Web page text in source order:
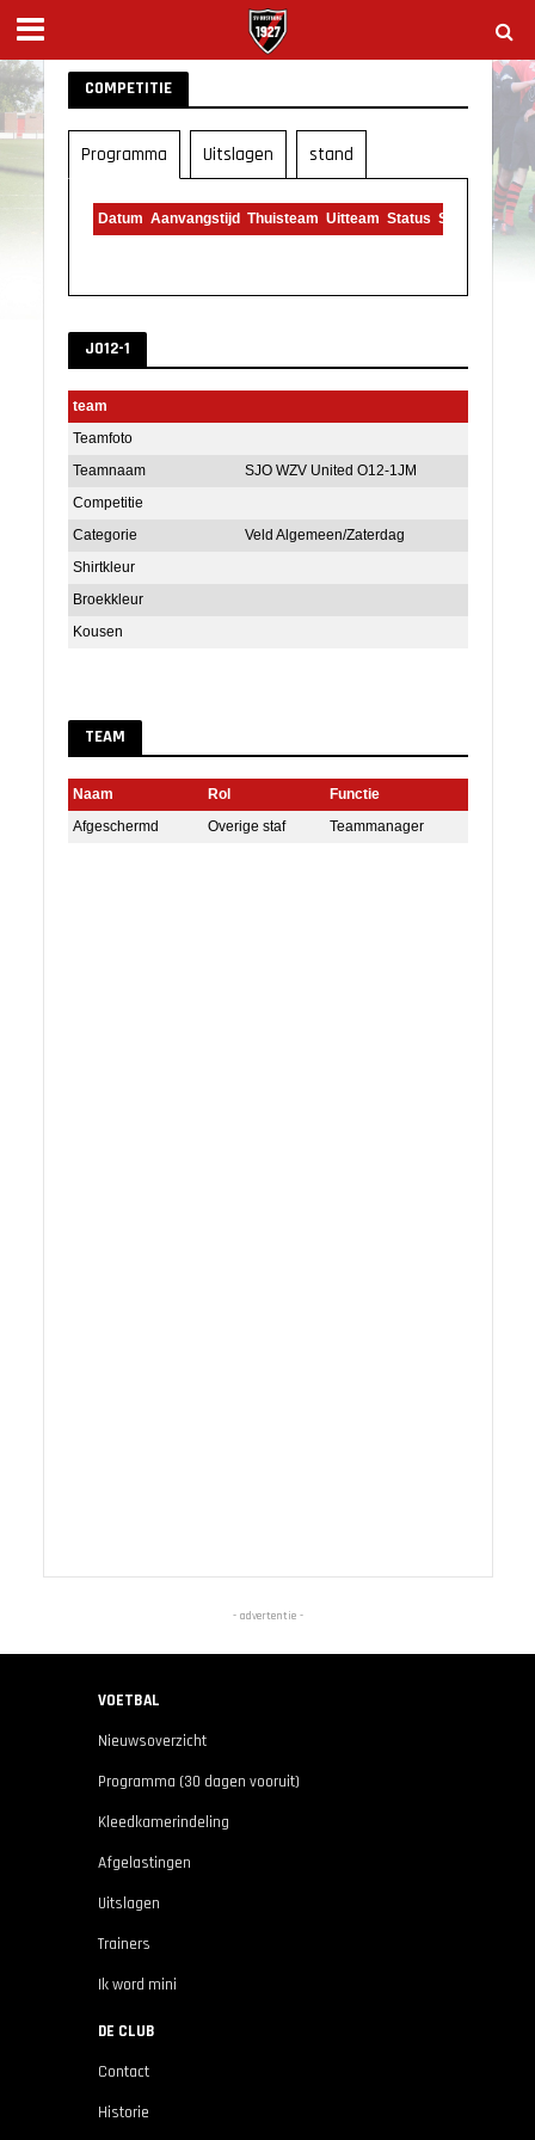
COMPETITIE
Programma Uitslagen stand
Datum Aanvangstijd Thuisteam Uitteam Status
JO12-1
team
Teamfoto
Teamnaam
SJO WZV United O12-1JM
Competitie
Categorie
Veld Algemeen/Zaterdag
Shirtkleur
Broekkleur
Kousen
TEAM
Naam Rol
Functie
Afgeschermd
Overige staf Teammanager
- advertentie -
VOETBAL
Nieuwsoverzicht
Programma (30 dagen vooruit)
Kleedkamerindeling
Afgelastingen
Uitslagen
Trainers
Ik word mini
DE CLUB
Contact
Historie